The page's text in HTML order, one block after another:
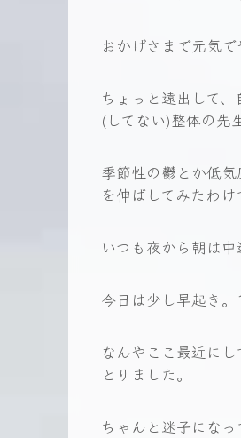
おかげさまで元気で
ちょっと遠出して
(してない)整体の先
季節性の鬱とか低
を伸ばしてみたわけ
いつも夜から朝は
今日は少し早起き
なんやここ最近に
とりました。
ちゃんと迷子にな